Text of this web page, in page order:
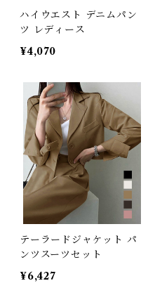
ハイウエスト デニムパン
ツ レディース
¥4,070
テーラードジャケット パ
ンツスーツセット
¥6,427